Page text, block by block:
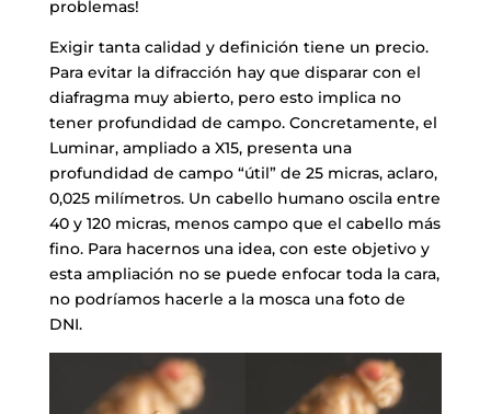
problemas!
Exigir tanta calidad y definición tiene un precio.
Para evitar la difracción hay que disparar con el
diafragma muy abierto, pero esto implica no
tener profundidad de campo. Concretamente, el
Luminar, ampliado a X15, presenta una
profundidad de campo “útil” de 25 micras, aclaro,
0,025 milímetros. Un cabello humano oscila entre
40 y 120 micras, menos campo que el cabello más
fino. Para hacernos una idea, con este objetivo y
esta ampliación no se puede enfocar toda la cara,
no podríamos hacerle a la mosca una foto de
DNI.